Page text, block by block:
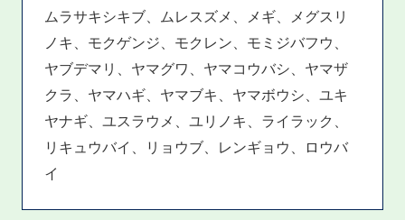
ムラサキシキブ、ムレスズメ、メギ、メグスリ
ノキ、モクゲンジ、モクレン、モミジバフウ、
ヤブデマリ、ヤマグワ、ヤマコウバシ、ヤマザ
クラ、ヤマハギ、ヤマブキ、ヤマボウシ、ユキ
ヤナギ、ユスラウメ、ユリノキ、ライラック、
リキュウバイ、リョウブ、レンギョウ、ロウバ
イ